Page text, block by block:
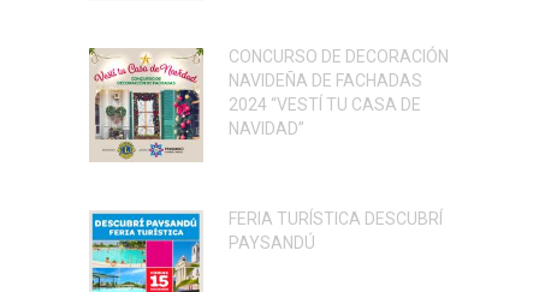
CONCURSO DE DECORACIÓN
NAVIDEÑA DE FACHADAS
2024 “VESTÍ TU CASA DE
NAVIDAD”
FERIA TURÍSTICA DESCUBRÍ
PAYSANDÚ